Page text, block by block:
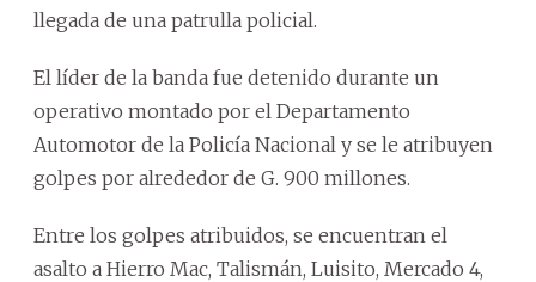
llegada de una patrulla policial.
El líder de la banda fue detenido durante un
operativo montado por el Departamento
Automotor de la Policía Nacional y se le atribuyen
golpes por alrededor de G. 900 millones.
Entre los golpes atribuidos, se encuentran el
asalto a Hierro Mac, Talismán, Luisito, Mercado 4,